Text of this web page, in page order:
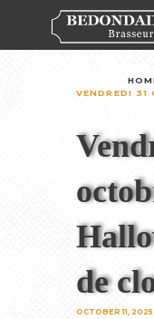
VENDREDI 31
de
OCTOBER 11, 2025